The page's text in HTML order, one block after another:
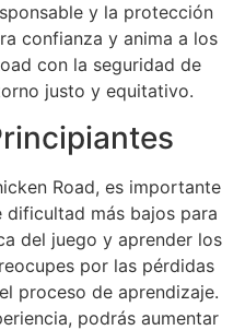
y la protección
confianza y anima a los
con la seguridad de
justo y equitativo.
Road, es importante
dificultad más bajos para
del juego y aprender los
por las pérdidas
proceso de aprendizaje.
podrás aumentar